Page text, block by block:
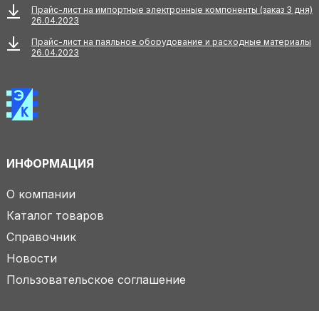
Прайс-лист на импортные электронные компоненты (заказ 3 дня)
26.04.2023
Прайс-лист на паяльное оборудование и расходные материалы
26.04.2023
ИНФОРМАЦИЯ
О компании
Каталог товаров
Справочник
Новости
Пользовательское соглашение